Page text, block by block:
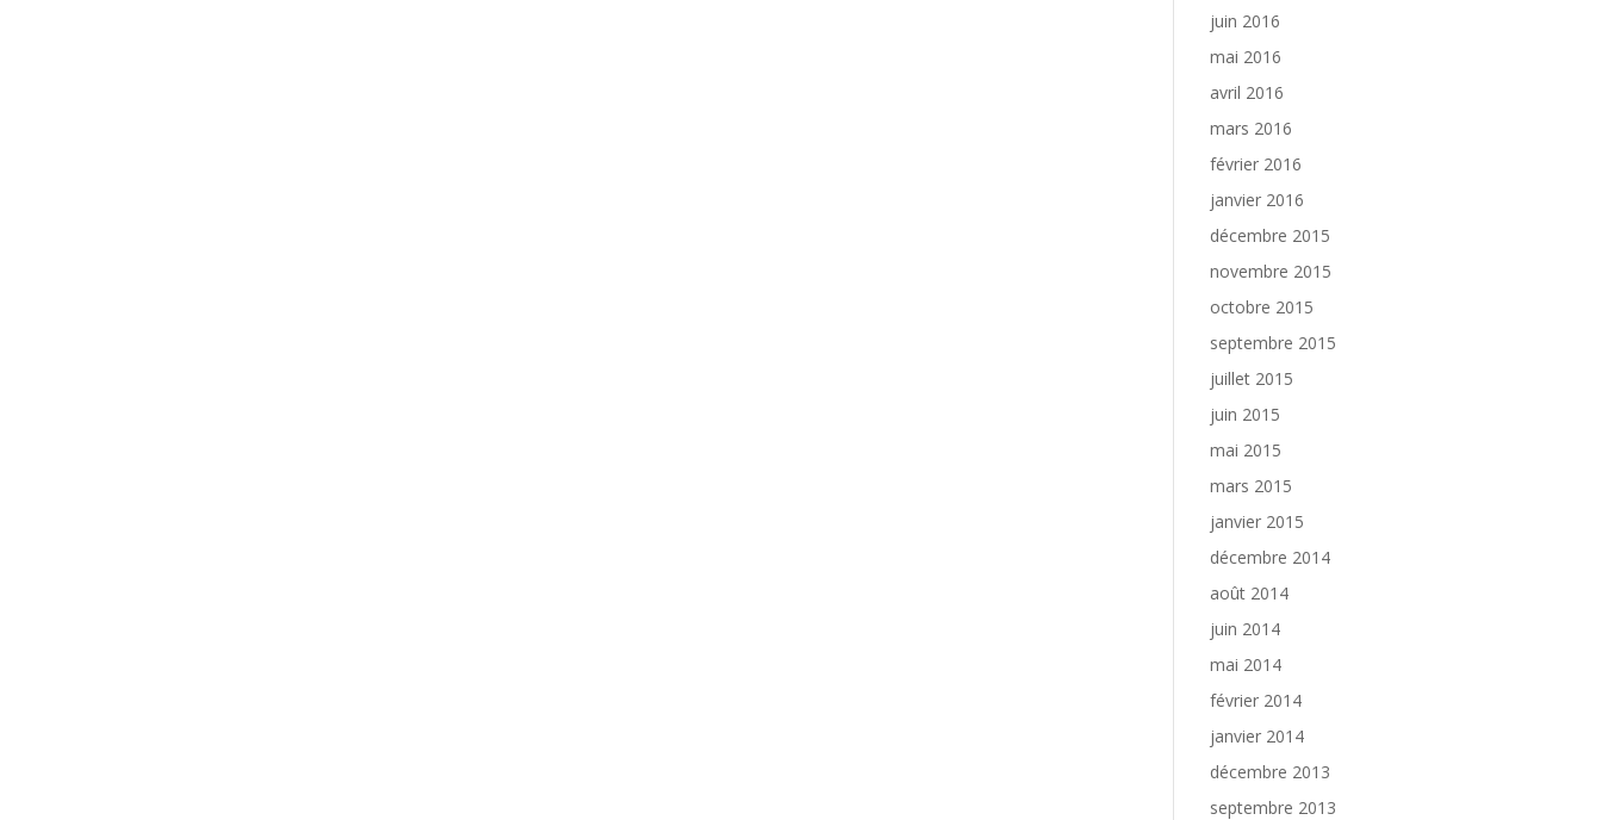
juin 2016
mai 2016
avril 2016
mars 2016
février 2016
janvier 2016
décembre 2015
novembre 2015
octobre 2015
septembre 2015
juillet 2015
juin 2015
mai 2015
mars 2015
janvier 2015
décembre 2014
août 2014
juin 2014
mai 2014
février 2014
janvier 2014
décembre 2013
septembre 2013